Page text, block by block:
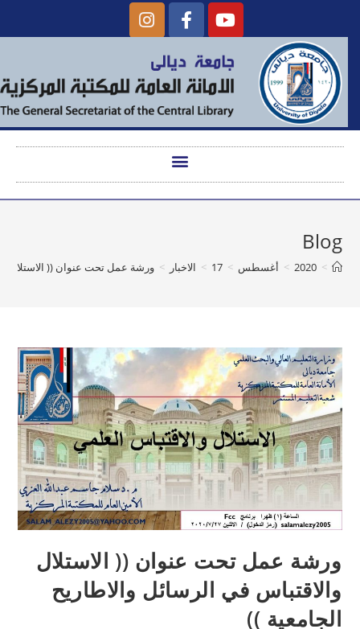
Blog
>
2020
> أغسطس >
17
> الاخبار > ورشة عمل تحت عنوان (( الاستلال
ورشة عمل تحت عنوان (( الاستلال
والاقتباس في الرسائل والاطاريح
الجامعية ))